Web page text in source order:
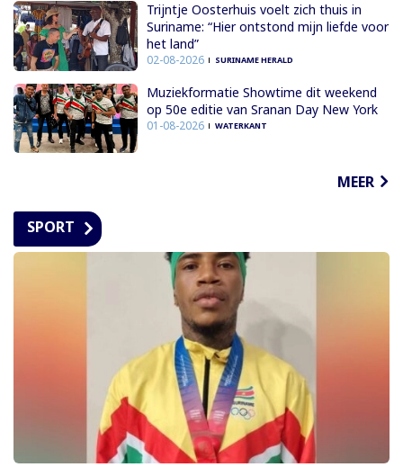
Trijntje Oosterhuis voelt zich thuis in
Suriname: “Hier ontstond mijn liefde voor
het land”
02-08-2026 SURINAME HERALD
Muziekformatie Showtime dit weekend
op 50e editie van Sranan Day New York
01-08-2026 WATERKANT
MEER
SPORT